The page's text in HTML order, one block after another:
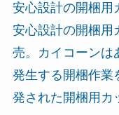
安心設計の開梱用
安心設計の開梱用
売。カイコーンは
発生する開梱作業
発された開梱用カ